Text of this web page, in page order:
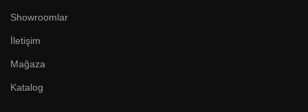
Showroomlar
İletişim
Mağaza
Katalog